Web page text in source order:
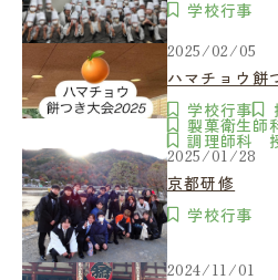
学校行事
2025/02/05
ハマチョウ餅
学校行事
製菓衛生
調理師科
2025/01/28
京都研修
学校行事
2024/11/01